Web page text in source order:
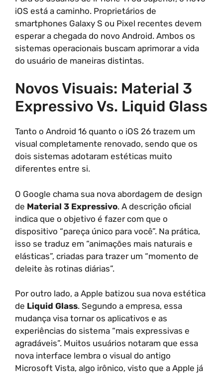
iOS está a caminho. Proprietários de
smartphones Galaxy S ou Pixel recentes devem
esperar a chegada do novo Android. Ambos os
sistemas operacionais buscam aprimorar a vida
do usuário de maneiras distintas.
Novos Visuais: Material 3
Expressivo Vs. Liquid Glass
Tanto o Android 16 quanto o iOS 26 trazem um
visual completamente renovado, sendo que os
dois sistemas adotaram estéticas muito
diferentes entre si.
O Google chama sua nova abordagem de design
de Material 3 Expressivo. A descrição oficial
indica que o objetivo é fazer com que o
dispositivo “pareça único para você”. Na prática,
isso se traduz em “animações mais naturais e
elásticas”, criadas para trazer um “momento de
deleite às rotinas diárias”.
Por outro lado, a Apple batizou sua nova estética
de Liquid Glass. Segundo a empresa, essa
mudança visa tornar os aplicativos e as
experiências do sistema “mais expressivas e
agradáveis”. Muitos usuários notaram que essa
nova interface lembra o visual do antigo
Microsoft Vista, algo irônico, visto que a Apple já